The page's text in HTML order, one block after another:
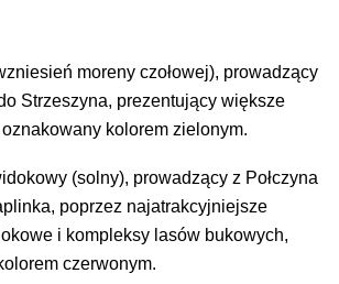
moreny czołowej), prowadzący
Strzeszyna, prezentujący większe
kolorem zielonym.
(solny), prowadzący z Połczyna
poprzez najatrakcyjniejsze
i kompleksy lasów bukowych,
czerwonym.